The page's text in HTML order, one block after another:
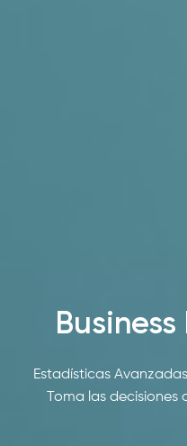
Estadísticas
Toma las